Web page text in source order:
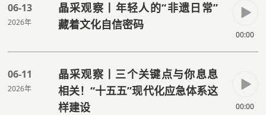
06-13
2026年
晶采观察丨年轻人的“非遗日常”
藏着文化自信密码
00:00
06-11
2026年
晶采观察丨三个关键点与你息息
相关！“十五五”现代化应急体系这
样建设
00:00